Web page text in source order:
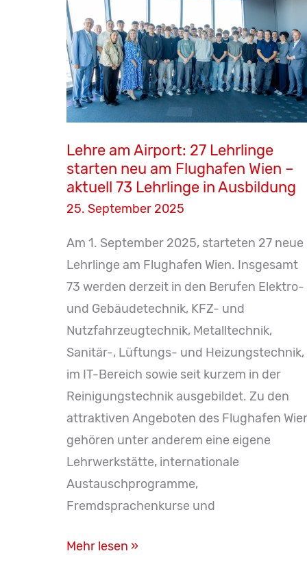
und
Rotes
Kreuz
realisieren
erste
betriebsinterne
Ausbildung
Lehre am Airport: 27 Lehrlinge
starten neu am Flughafen Wien –
aktuell 73 Lehrlinge in Ausbildung
25. September 2025
Am 1. September 2025, starteten 27 neue
Lehrlinge am Flughafen Wien. Insgesamt
73 werden derzeit in den Berufen Elektro-
und Gebäudetechnik, KFZ- und
Nutzfahrzeugtechnik, Metalltechnik,
Sanitär-, Lüftungs- und Heizungstechnik,
im IT-Bereich sowie seit kurzem in der
Reinigungstechnik ausgebildet. Zu den
attraktiven Angeboten des Flughafen
gehören unter anderem eine eigene
Lehrwerkstätte, internationale
Austauschprogramme,
Fremdsprachenkurse und
Lehre
Mehr lesen »